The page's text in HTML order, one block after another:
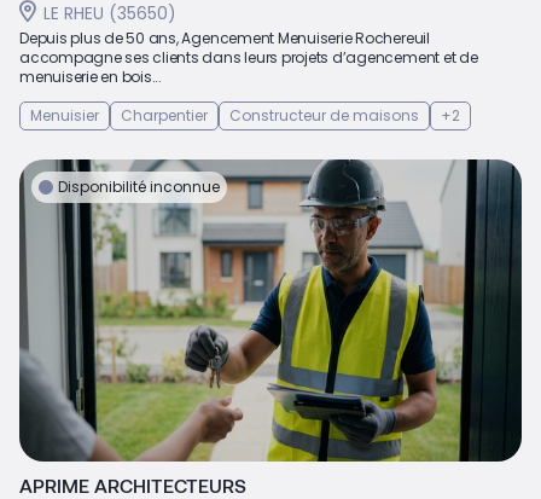
LE RHEU (35650)
Depuis plus de 50 ans, Agencement Menuiserie Rochereuil
accompagne ses clients dans leurs projets d’agencement et de
menuiserie en bois...
Menuisier
Charpentier Constructeur de maisons +2
Disponibilité inconnue
APRIME ARCHITECTEURS